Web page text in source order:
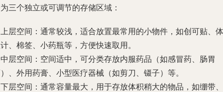
三个独立或可调节的存储区域：
上层空间 ：通常较浅，适合放置最常用的小物件，如创可贴、体
、棉签、小药瓶等，方便快速取用。
中层空间 ：空间适中，可分类存放内服药品（如感冒药、肠胃
、外用药膏、小型医疗器械（如剪刀、镊子）等。
下层空间 ：通常容量最大，用于存放体积稍大的物品，如绷带、